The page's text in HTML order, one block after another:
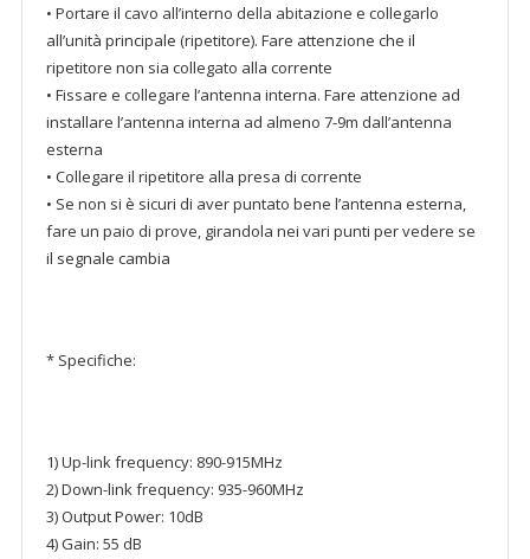
• Portare il cavo all’interno della abitazione e collegarlo
all’unità principale (ripetitore). Fare attenzione che il
ripetitore non sia collegato alla corrente
• Fissare e collegare l’antenna interna. Fare attenzione ad
installare l’antenna interna ad almeno 7-9m dall’antenna
esterna
• Collegare il ripetitore alla presa di corrente
• Se non si è sicuri di aver puntato bene l’antenna esterna,
fare un paio di prove, girandola nei vari punti per vedere se
il segnale cambia
* Specifiche:
1) Up-link frequency: 890-915MHz
2) Down-link frequency: 935-960MHz
3) Output Power: 10dB
4) Gain: 55 dB